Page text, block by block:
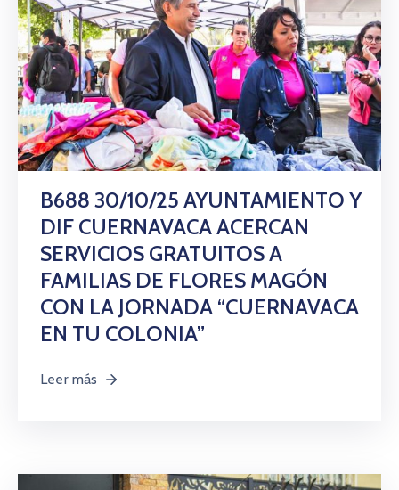
B688 30/10/25 AYUNTAMIENTO Y
DIF CUERNAVACA ACERCAN
SERVICIOS GRATUITOS A
FAMILIAS DE FLORES MAGÓN
CON LA JORNADA “CUERNAVACA
EN TU COLONIA”
Leer más